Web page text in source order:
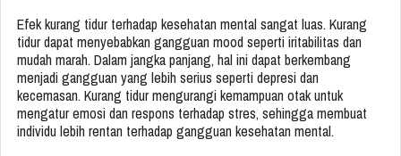
Efek kurang tidur terhadap kesehatan mental sangat luas. Kurang
tidur dapat menyebabkan gangguan mood seperti iritabilitas dan
mudah marah. Dalam jangka panjang, hal ini dapat berkembang
menjadi gangguan yang lebih serius seperti depresi dan
kecemasan. Kurang tidur mengurangi kemampuan otak untuk
mengatur emosi dan respons terhadap stres, sehingga membuat
individu lebih rentan terhadap gangguan kesehatan mental.